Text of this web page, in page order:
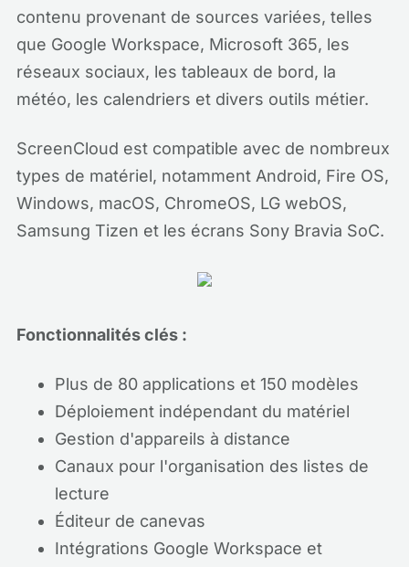
contenu provenant de sources variées, telles
que Google Workspace, Microsoft 365, les
réseaux sociaux, les tableaux de bord, la
météo, les calendriers et divers outils métier.
ScreenCloud est compatible avec de nombreux
types de matériel, notamment Android, Fire OS,
Windows, macOS, ChromeOS, LG webOS,
Samsung Tizen et les écrans Sony Bravia SoC.
Fonctionnalités clés :
Plus de 80 applications et 150 modèles
Déploiement indépendant du matériel
Gestion d'appareils à distance
Canaux pour l'organisation des listes de
lecture
Éditeur de canevas
Intégrations Google Workspace et